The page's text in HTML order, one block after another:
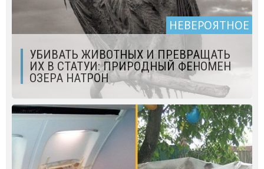
НЕВЕРОЯТНОЕ
УБИВАТЬ ЖИВОТНЫХ И ПРЕВРАЩАТЬ
ИХ В СТАТУИ: ПРИРОДНЫЙ ФЕНОМЕН
ОЗЕРА НАТРОН